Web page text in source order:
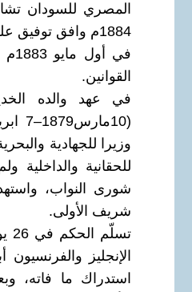
المصري للسودان
1884م وافق توفيق على فصل السودان عن مصر.
القوانين.
في عهد والده
وزيرا للجهادية
للحقانية والداخلية
شورى النواب،
شريف الأولى.
الإنجليز
استدراك ما فاته،